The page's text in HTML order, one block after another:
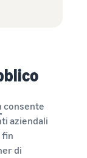
consente
aziendali
fin
di